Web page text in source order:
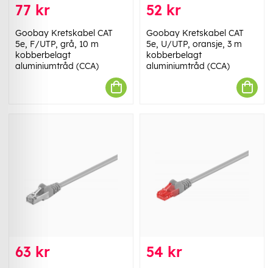
77 kr
Goobay Kretskabel CAT
5e, F/UTP, grå, 10 m
kobberbelagt
aluminiumtråd (CCA)
52 kr
Goobay Kretskabel CAT
5e, U/UTP, oransje, 3 m
kobberbelagt
aluminiumtråd (CCA)
63 kr 54 kr